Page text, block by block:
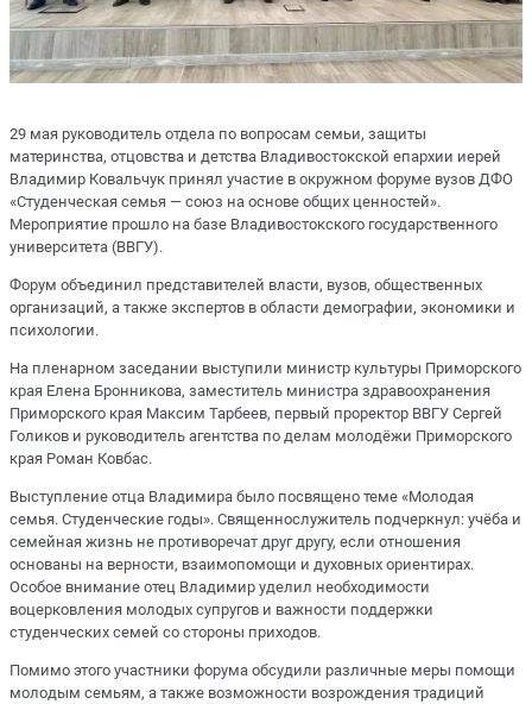
29 мая руководитель отдела по вопросам семьи, защиты
материнства, отцовства и детства Владивостокской епархии иерей
Владимир Ковальчук принял участие в окружном форуме вузов ДФО
«Студенческая семья — союз на основе общих ценностей».
Мероприятие прошло на базе Владивостокского государственного
университета (ВВГУ).
Форум объединил представителей власти, вузов, общественных
организаций, а также экспертов в области демографии, экономики и
психологии.
На пленарном заседании выступили министр культуры Приморского
края Елена Бронникова, заместитель министра здравоохранения
Приморского края Максим Тарбеев, первый проректор ВВГУ Сергей
Голиков и руководитель агентства по делам молодёжи Приморского
края Роман Ковбас.
Выступление отца Владимира было посвящено теме «Молодая
семья. Студенческие годы». Священнослужитель подчеркнул: учёба и
семейная жизнь не противоречат друг другу, если отношения
основаны на верности, взаимопомощи и духовных ориентирах.
Особое внимание отец Владимир уделил необходимости
воцерковления молодых супругов и важности поддержки
студенческих семей со стороны приходов.
Помимо этого участники форума обсудили различные меры помощи
молодым семьям, а также возможности возрождения традиций